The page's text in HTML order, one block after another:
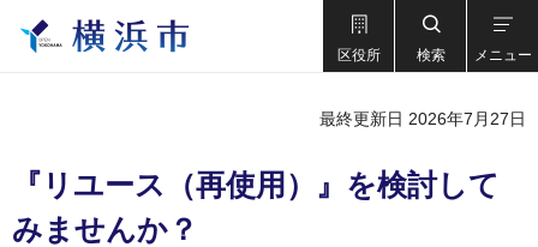
区役所 検索 メニュー
最終更新日 2026年7月27日
『リユース（再使用）』を検討して
みませんか？